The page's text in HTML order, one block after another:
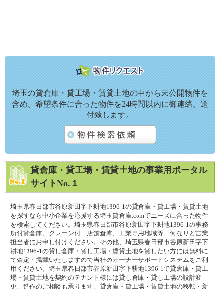
埼玉の貸倉庫・貸工場・賃貸土地の中から未公開物件を
含め、希望条件に合った物件を24時間以内に御連絡、送
付致します。
貸倉庫・貸工場・賃貸土地の事業用ポータル
サイトNo.１
埼玉県春日部市谷原新田字下耕地1396-1の貸倉庫・貸工場・賃貸土地
を探すなら中小企業を応援する埼玉貸倉庫.comでニーズに合った物件
を検索してください。埼玉県春日部市谷原新田字下耕地1396-1の事務
所付貸倉庫、クレーン付、店舗倉庫、工業専用地域等、何なりと営業
担当者にお申し付けください。その他、埼玉県春日部市谷原新田字下
耕地1396-1の貸し倉庫・貸し工場・賃貸土地を貸したい方には無料に
て査定・掲載いたしますので当社のオーナーサポートシステムをご利
用ください。埼玉県春日部市谷原新田字下耕地1396-1で貸倉庫・貸工
場・賃貸土地を契約のテナント様には貸し倉庫・貸し工場の設計変
更、造作のご相談も承ります。貸倉庫・貸工場・賃貸土地の移転・新